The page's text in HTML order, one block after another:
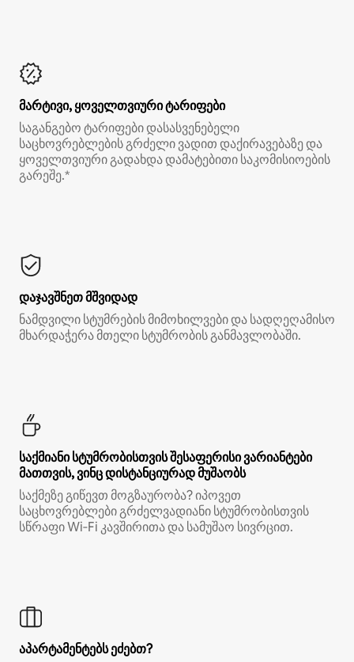
მარტივი, ყოველთვიური ტარიფები
საგანგებო ტარიფები დასასვენებელი
საცხოვრებლების გრძელი ვადით დაქირავებაზე და
ყოველთვიური გადახდა დამატებითი საკომისიოების
გარეშე.*
დაჯავშნეთ მშვიდად
ნამდვილი სტუმრების მიმოხილვები და სადღეღამისო
მხარდაჭერა მთელი სტუმრობის განმავლობაში.
საქმიანი სტუმრობისთვის შესაფერისი ვარიანტები
მათთვის, ვინც დისტანციურად მუშაობს
საქმეზე გიწევთ მოგზაურობა? იპოვეთ
საცხოვრებლები გრძელვადიანი სტუმრობისთვის
სწრაფი Wi‑Fi კავშირითა და სამუშაო სივრცით.
აპარტამენტებს ეძებთ?